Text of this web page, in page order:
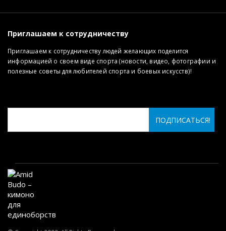
Приглашаем к сотрудничеству
Приглашаем к сотрудничеству людей желающих поделится
информацией о своем виде спорта (новости, видео, фотографии и
полезные советы для любителей спорта и боевых искусств)!